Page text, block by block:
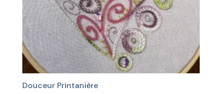
Douceur Printanière